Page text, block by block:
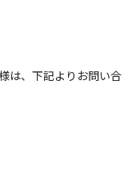
は、下記よりお問い合